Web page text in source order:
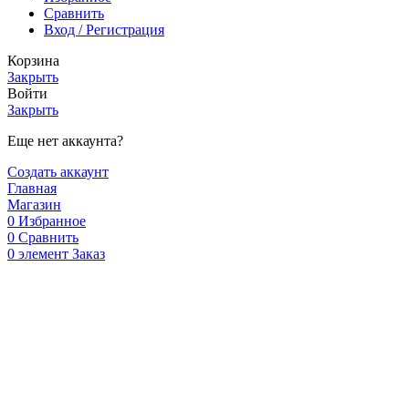
Сравнить
Вход / Регистрация
Корзина
Закрыть
Войти
Закрыть
Еще нет аккаунта?
Создать аккаунт
Главная
Магазин
0 Избранное
0 Сравнить
0 элемент Заказ